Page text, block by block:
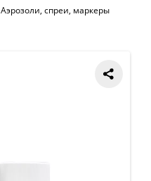
Аэрозоли, спреи, маркеры